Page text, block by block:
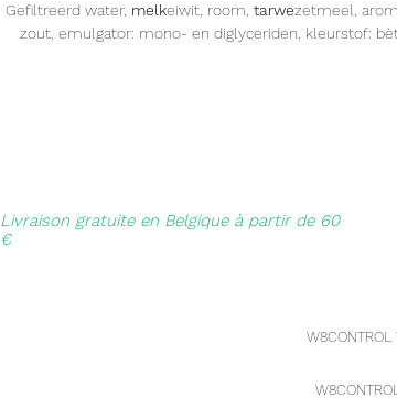
Gefiltreerd water, melkeiwit, room, tarwezetmeel,
zout, emulgator: mono- en diglyceriden, kleurstof:
Livraison gratuite en Belgique à partir de 60
€
W8CONTROL